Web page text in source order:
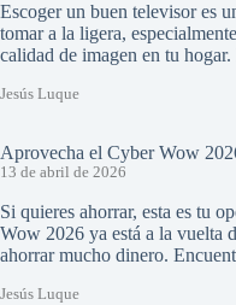
Escoger un buen televisor es
tomar a la ligera,
calidad de imagen en tu
Jesús Luque
Aprovecha el Cyber Wow
13 de abril de 2026
Si quieres ahorrar, esta es tu
Wow 2026 ya está a la vuelta
ahorrar mucho dinero.
Jesús Luque